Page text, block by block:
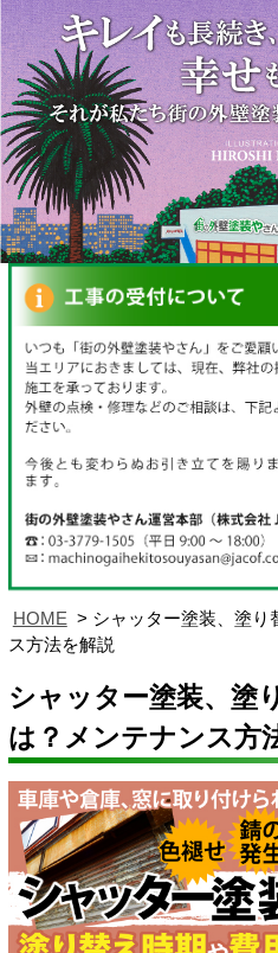
HOME
シャッター塗装、塗り
ス方法を解説
シャッター塗装、塗
は？メンテナンス方